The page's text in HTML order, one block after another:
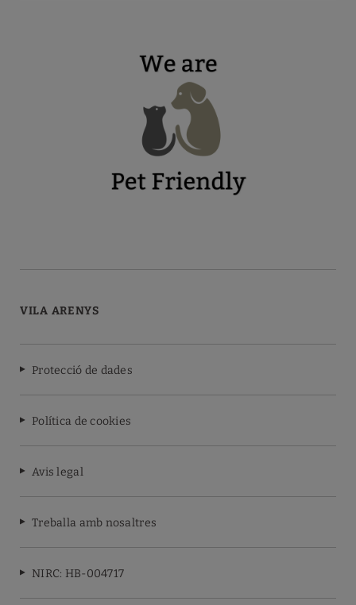
VILA ARENYS
Protecció de dades
Política de cookies
Avis legal
Treballa amb nosaltres
NIRC: HB-004717